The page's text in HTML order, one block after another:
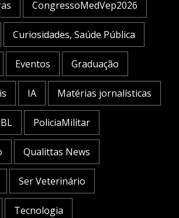
CongressoMedVep2026
Curiosidades, Saúde Pública
Eventos Graduação
IA Matérias jornalísticas
PoliciaMilitar
Qualittas News
Ser Veterinário
Tecnologia